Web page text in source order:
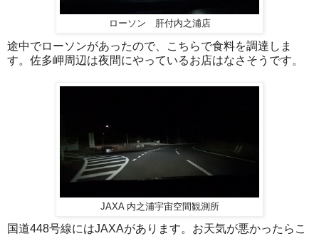
ローソン 肝付内之浦店
途中でローソンがあったので、こちらで食料を調達しま
す。佐多岬周辺は夜間にやっているお店はなさそうです。
JAXA 内之浦宇宙空間観測所
国道448号線にはJAXAがあります。お天気が悪かったらこ